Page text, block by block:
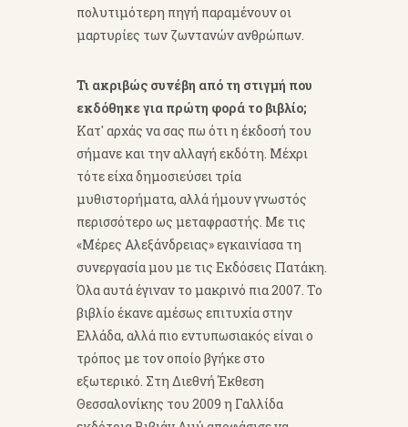
πολυτιμότερη πηγή παραμένουν οι
μαρτυρίες των ζωντανών ανθρώπων.
Τι ακριβώς συνέβη από τη στιγμή που
εκδόθηκε για πρώτη φορά το βιβλίο;
Κατ' αρχάς να σας πω ότι η έκδοσή του
σήμανε και την αλλαγή εκδότη. Μέχρι
τότε είχα δημοσιεύσει τρία
μυθιστορήματα, αλλά ήμουν γνωστός
περισσότερο ως μεταφραστής. Με τις
«Μέρες Αλεξάνδρειας» εγκαινίασα τη
συνεργασία μου με τις Εκδόσεις Πατάκη.
Όλα αυτά έγιναν το μακρινό πια 2007. Το
βιβλίο έκανε αμέσως επιτυχία στην
Ελλάδα, αλλά πιο εντυπωσιακός είναι ο
τρόπος με τον οποίο βγήκε στο
εξωτερικό. Στη Διεθνή Έκθεση
Θεσσαλονίκης του 2009 η Γαλλίδα